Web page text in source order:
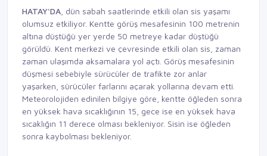
HATAY'DA , dün sabah saatlerinde etkili olan sis yaşamı
olumsuz etkiliyor. Kentte görüş mesafesinin 100 metrenin
altına düştüğü yer yerde 50 metreye kadar düştüğü
görüldü. Kent merkezi ve çevresinde etkili olan sis, zaman
zaman ulaşımda aksamalara yol açtı. Görüş mesafesinin
düşmesi sebebiyle sürücüler de trafikte zor anlar
yaşarken, sürücüler farlarını açarak yollarına devam etti.
Meteorolojiden edinilen bilgiye göre, kentte öğleden sonra
en yüksek hava sıcaklığının 15, gece ise en yüksek hava
sıcaklığın 11 derece olması bekleniyor. Sisin ise öğleden
sonra kaybolması bekleniyor.